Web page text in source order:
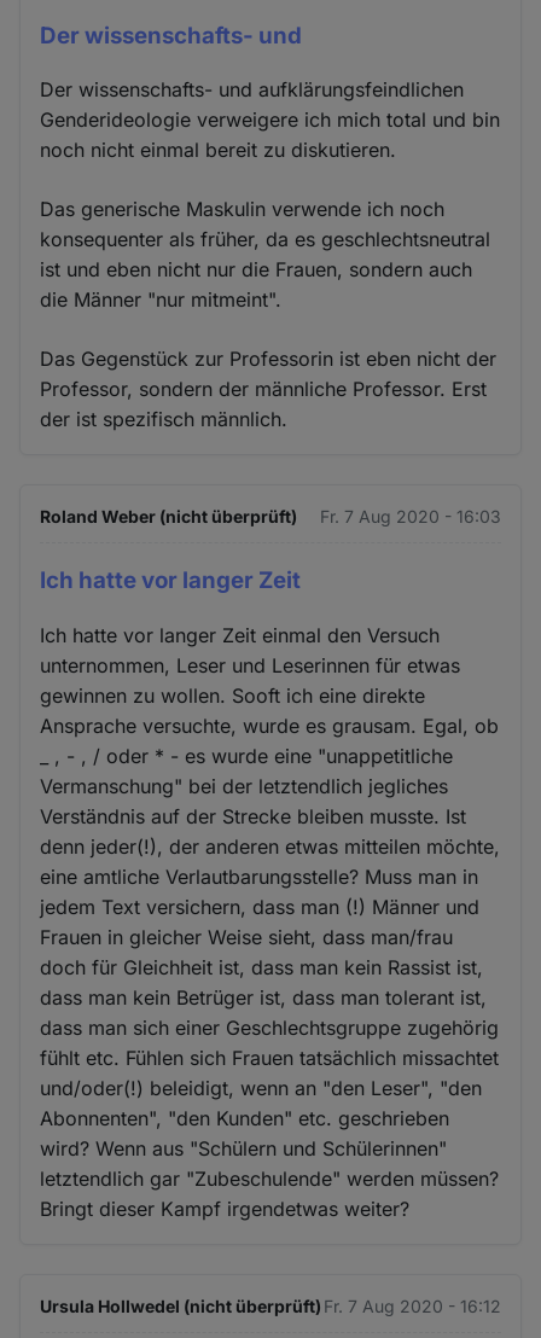
Der wissenschafts- und
Der wissenschafts- und aufklärungsfeindlichen
Genderideologie verweigere ich mich total und bin
noch nicht einmal bereit zu diskutieren.
Das generische Maskulin verwende ich noch
konsequenter als früher, da es geschlechtsneutral
ist und eben nicht nur die Frauen, sondern auch
die Männer "nur mitmeint".
Das Gegenstück zur Professorin ist eben nicht der
Professor, sondern der männliche Professor. Erst
der ist spezifisch männlich.
Roland Weber (nicht überprüft) Fr. 7 Aug 2020 - 16:03
Ich hatte vor langer Zeit
Ich hatte vor langer Zeit einmal den Versuch
unternommen, Leser und Leserinnen für etwas
gewinnen zu wollen. Sooft ich eine direkte
Ansprache versuchte, wurde es grausam. Egal, ob
_ , - , / oder * - es wurde eine "unappetitliche
Vermanschung" bei der letztendlich jegliches
Verständnis auf der Strecke bleiben musste. Ist
denn jeder(!), der anderen etwas mitteilen möchte,
eine amtliche Verlautbarungsstelle? Muss man in
jedem Text versichern, dass man (!) Männer und
Frauen in gleicher Weise sieht, dass man/frau
doch für Gleichheit ist, dass man kein Rassist ist,
dass man kein Betrüger ist, dass man tolerant ist,
dass man sich einer Geschlechtsgruppe zugehörig
fühlt etc. Fühlen sich Frauen tatsächlich missachtet
und/oder(!) beleidigt, wenn an "den Leser", "den
Abonnenten", "den Kunden" etc. geschrieben
wird? Wenn aus "Schülern und Schülerinnen"
letztendlich gar "Zubeschulende" werden müssen?
Bringt dieser Kampf irgendetwas weiter?
Ursula Hollwedel (nicht überprüft) Fr. 7 Aug 2020 - 16:12